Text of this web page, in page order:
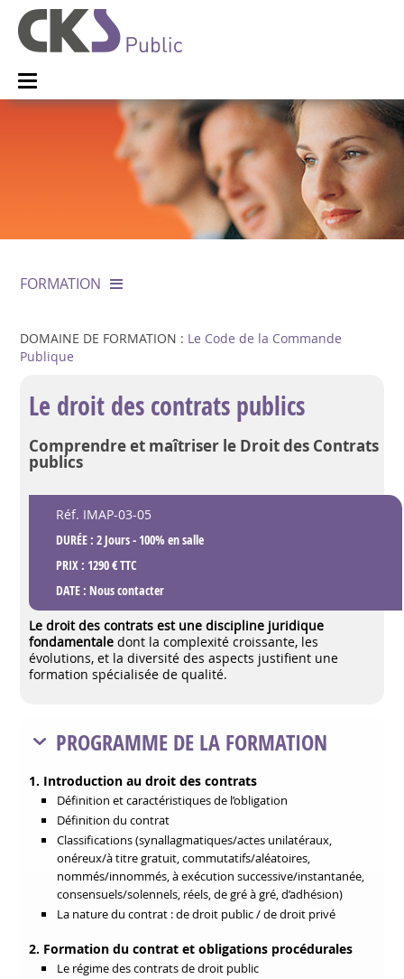
FORMATION
DOMAINE DE FORMATION : Le Code de la Commande
Publique
Le droit des contrats publics
Comprendre et maîtriser le Droit des Contrats
publics
Réf. IMAP-03-05
DURÉE : 2 Jours - 100% en salle
PRIX : 1290 € TTC
DATE : Nous contacter
Le droit des contrats est une discipline juridique
fondamentale dont la complexité croissante, les
évolutions, et la diversité des aspects justifient une
formation spécialisée de qualité.
PROGRAMME DE LA FORMATION
1. Introduction au droit des contrats
Définition et caractéristiques de l’obligation
Définition du contrat
Classifications (synallagmatiques/actes unilatéraux,
onéreux/à titre gratuit, commutatifs/aléatoires,
nommés/innommés, à exécution successive/instantanée,
consensuels/solennels, réels, de gré à gré, d’adhésion)
La nature du contrat : de droit public / de droit privé
2. Formation du contrat et obligations procédurales
Le régime des contrats de droit public